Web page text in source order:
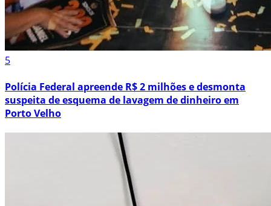
5
Polícia Federal apreende R$ 2 milhões e desmonta
suspeita de esquema de lavagem de dinheiro em
Porto Velho